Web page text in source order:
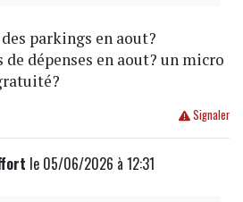
parkings en aout?
dépenses en aout? un micro
Signaler
le 05/06/2026 à 12:31